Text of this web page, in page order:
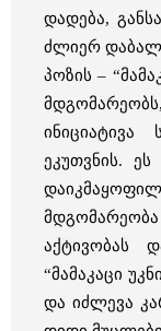
დადება,
ძლიერ
პოზის –
ეკუთვნის.
აქტივობას
“მამაკაცი
და იძლევა